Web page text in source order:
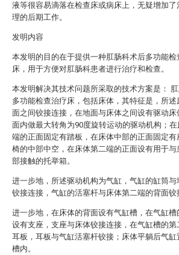
液等很容易滴落在检查床或病床上，无疑增加了
理的后期工作。
发明内容
本发明的目的在于提供一种肛肠科术后多功能检
床，用于方便对肛肠科患者进行治疗和检查。
本发明解决其技术问题所采取的技术方案是：
多功能检查治疗床，包括床体，其特征是，所述
面之间铰接连接，在地面与床体之间设有驱动床
面内做最大转角为90度旋转运动的驱动机构；在
端的正面固定有踏板，在床体中部的正面固定有
椅的中部中空，在床体第二端的正面设有用于与
部接触的托举箱。
进一步地，所述驱动机构为气缸，气缸的缸筒与
铰接连接，气缸的活塞杆与床体第二端的背面铰
进一步地，在床体的背面设有气缸槽，在气缸槽
设有支座，支座与床体铰接连接，在气缸槽的第
耳板，耳板与气缸活塞杆铰接；床体平躺后气缸
槽内。